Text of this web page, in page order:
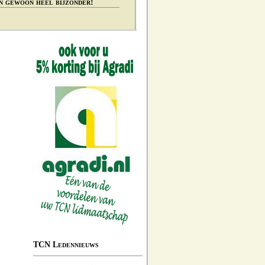
gewoon heel bijzonder!
TCN Ledennieuws